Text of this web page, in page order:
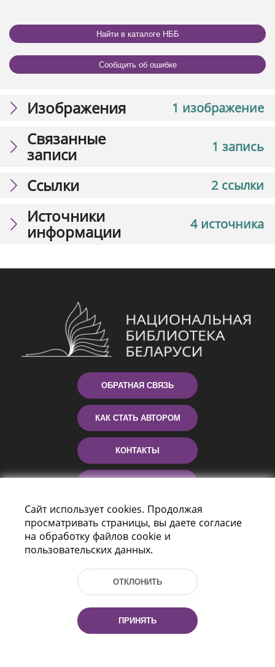
Найти в каталоге НББ
Сообщить об ошибке
1 изображение
Изображения
1 запись
Связанные
записи
2 ссылки
Ссылки
4 источника
Источники
информации
ОБРАТНАЯ СВЯЗЬ
КАК СТАТЬ АВТОРОМ
КОНТАКТЫ
г. Минск, Республика Беларусь, 220114
Тел.: (+375 17) 368 37 37, Факс: (+375 17)
Сайт использует cookies. Продолжая
просматривать страницы, вы даете согласие
на обработку файлов cookie и
пользовательских данных.
ОТКЛОНИТЬ
ПРИНЯТЬ